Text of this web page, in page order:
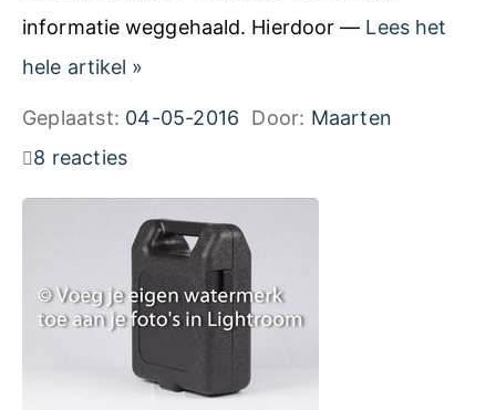
informatie weggehaald. Hierdoor — Lees het
hele artikel R
A
o
o
s
»
Geplaatst: 04-05-2016 Door: Maarten
8 reacties